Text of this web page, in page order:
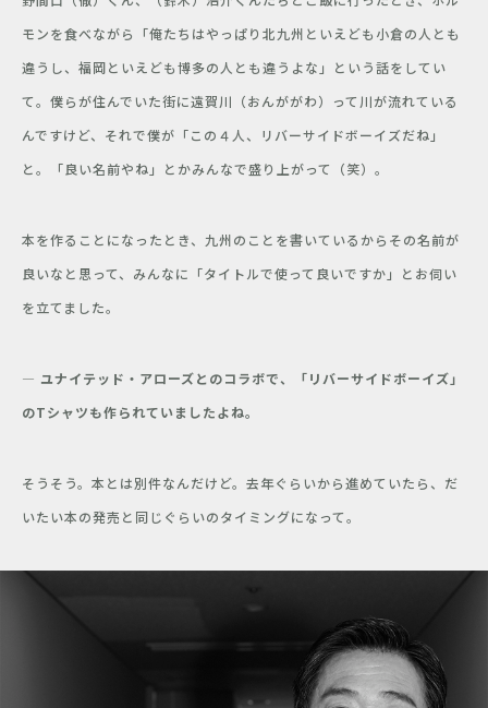
モンを食べながら「俺たちはやっぱり北九州といえども小倉の人とも
違うし、福岡といえども博多の人とも違うよな」という話をしてい
て。僕らが住んでいた街に遠賀川（おんががわ）って川が流れている
んですけど、それで僕が「この４人、リバーサイドボーイズだね」
と。「良い名前やね」とかみんなで盛り上がって（笑）。
本を作ることになったとき、九州のことを書いているからその名前が
良いなと思って、みんなに「タイトルで使って良いですか」とお伺い
を立てました。
― ユナイテッド・アローズとのコラボで、「リバーサイドボーイズ」
のTシャツも作られていましたよね。
そうそう。本とは別件なんだけど。去年ぐらいから進めていたら、だ
いたい本の発売と同じぐらいのタイミングになって。